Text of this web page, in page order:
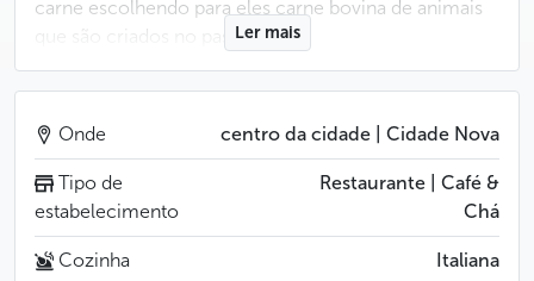
carne escolhendo para eles carne bovina de animais
que são criados no pasto livre.
A filosofia do proprietário visa a sustentabilidade em
todos os sentidos, preocupando-se também com
a gestão de resíduos e embalagens. Para todos os que
entendem a alimentação como uma questão de ética
e ecologia, o Sicily Café é o lugar onde podem
comer sem apreensões.
Ler mais
Onde centro da cidade | Cidade Nova
Tipo de
estabelecimento
Restaurante | Café &
Chá
Cozinha Italiana